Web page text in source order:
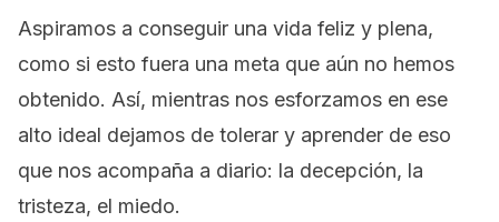
Aspiramos a conseguir una vida feliz y plena,
como si esto fuera una meta que aún no hemos
obtenido. Así, mientras nos esforzamos en ese
alto ideal dejamos de tolerar y aprender de eso
que nos acompaña a diario: la decepción, la
tristeza, el miedo.